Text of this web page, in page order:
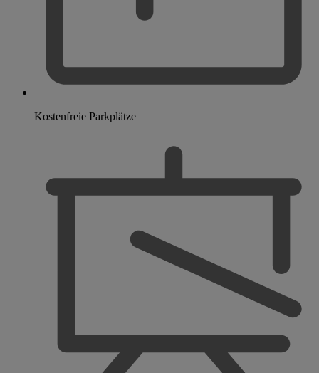
Kostenfreie Parkplätze